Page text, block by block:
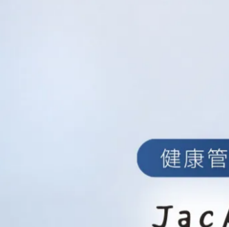
款添加保濕成分的防曬乳，具備保濕因子的
步降低光老化的風險。
女性應避免含有酒精、人工香料與致敏防腐
安心。